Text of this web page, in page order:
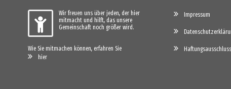
Wir freuen uns über jeden, der hier
mitmacht und hilft, das unsere
Gemeinschaft noch größer wird.
Wie Sie mitmachen können, erfahren Sie
hier
Impressum
Haftungsausschluss